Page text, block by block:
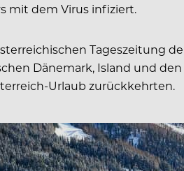
mit dem Virus infiziert.
Tageszeitung
Dänemark, Island und
Urlaub zurückkehrten.